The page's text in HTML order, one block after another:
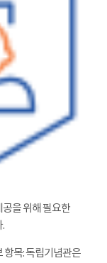
을 위해 필요한
.
항목: 독립기념관은